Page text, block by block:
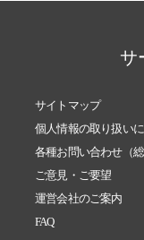
サ
サイトマップ
個人情報の取り扱い
各種お問い合わせ（総
ご意見・ご要望
運営会社のご案内
FAQ